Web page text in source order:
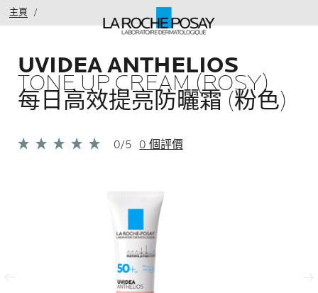
主頁
UVIDEA ANTHELIOS
TONE UP CREAM (ROSY)
每日高效提亮防曬霜 (粉色)
0/5 0 個評價